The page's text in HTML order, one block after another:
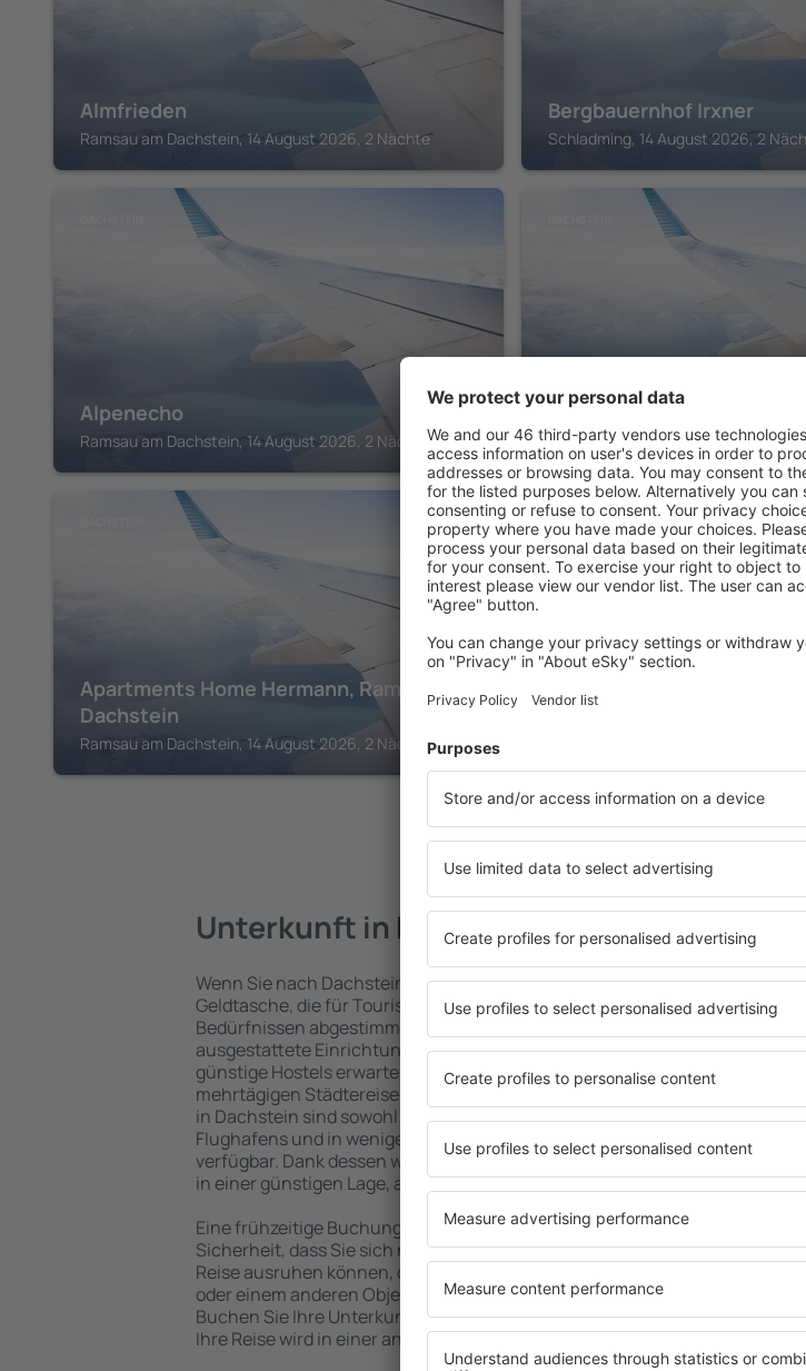
Almfrieden
Ramsau am Dachstein, 14 August 2026, 2 Nächte
Bergbauernhof Irxner
Schladming, 14 August 2026, 2
Alpenecho
Ramsau am Dachstein, 14 August 2026, 2 Nächte
Waldrand Apartments
Ramsau am Dachstein, 14 August
Apartments Home Hermann, Ramsau am
Dachstein
Ramsau am Dachstein, 14 August 2026, 2 Nächte
DACHSTEIN
Apartment in Vorberg
Mehr Angebote prüfen
Unterkunft in Dachstein
Wenn Sie nach Dachstein reisen, finden Sie Unterkünfte für jede
Geldtasche, die für Touristen mit unterschiedlichen
Bedürfnissen abgestimmt sind. Geräumige und komfortabel
ausgestattete Einrichtungen mit vielen Annehmlichkeiten und
günstige Hostels erwarten die Besucher, wo sie während einer
mehrtägigen Städtereise übernachten können. Die Unterkünfte
in Dachstein sind sowohl im Zentrum als auch in der Nähe des
Flughafens und in weniger beliebten Stadtteilen oder Regionen
verfügbar. Dank dessen wählen Sie eine Unterkunft in Dachstein
in einer günstigen Lage, abhängig von Ihren weiteren Vorhaben.
Eine frühzeitige Buchung der Unterkunft in Dachstein gibt die
Sicherheit, dass Sie sich nach dem Erreichen des Ziels nach der
Reise ausruhen können, ohne nach einem Hotel, einer Wohnung
oder einem anderen Objekt für Reisende suchen zu müssen.
Buchen Sie Ihre Unterkunft vor dem Besuch von Dachstein und
Ihre Reise wird in einer angenehmeren Atmosphäre verlaufen.
Die